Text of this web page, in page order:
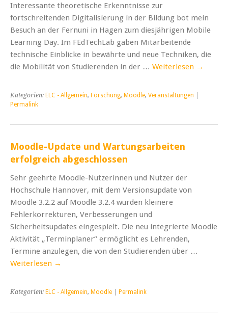
Interessante theoretische Erkenntnisse zur
fortschreitenden Digitalisierung in der Bildung bot mein
Besuch an der Fernuni in Hagen zum diesjährigen Mobile
Learning Day. Im FEdTechLab gaben Mitarbeitende
technische Einblicke in bewährte und neue Techniken, die
die Mobilität von Studierenden in der … Weiterlesen →
Kategorien: ELC - Allgemein, Forschung, Moodle, Veranstaltungen
Permalink
Moodle-Update und Wartungsarbeiten
erfolgreich abgeschlossen
Sehr geehrte Moodle-Nutzerinnen und Nutzer der
Hochschule Hannover, mit dem Versionsupdate von
Moodle 3.2.2 auf Moodle 3.2.4 wurden kleinere
Fehlerkorrekturen, Verbesserungen und
Sicherheitsupdates eingespielt. Die neu integrierte Moodle
Aktivität „Terminplaner“ ermöglicht es Lehrenden,
Termine anzulegen, die von den Studierenden über …
Weiterlesen →
Kategorien: ELC - Allgemein, Moodle Permalink